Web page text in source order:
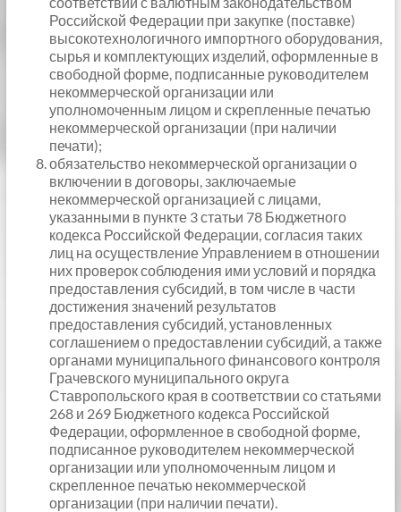
Российской Федерации при закупке (поставке)
высокотехнологичного импортного оборудования,
сырья и комплектующих изделий, оформленные в
свободной форме, подписанные руководителем
некоммерческой организации или
уполномоченным лицом и скрепленные печатью
некоммерческой организации (при наличии
печати);
обязательство некоммерческой организации о
включении в договоры, заключаемые
некоммерческой организацией с лицами,
указанными в пункте 3 статьи 78 Бюджетного
кодекса Российской Федерации, согласия таких
лиц на осуществление Управлением в отношении
них проверок соблюдения ими условий и порядка
предоставления субсидий, в том числе в части
достижения значений результатов
предоставления субсидий, установленных
соглашением о предоставлении субсидий, а также
органами муниципального финансового контроля
Грачевского муниципального округа
Ставропольского края в соответствии со статьями
268 и 269 Бюджетного кодекса Российской
Федерации, оформленное в свободной форме,
подписанное руководителем некоммерческой
организации или уполномоченным лицом и
скрепленное печатью некоммерческой
организации (при наличии печати).